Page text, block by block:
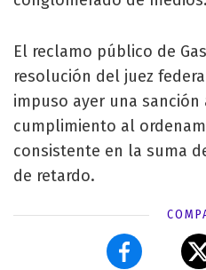
El reclamo público de
resolución del juez
impuso ayer una
cumplimiento al
consistente en la suma
de retardo.